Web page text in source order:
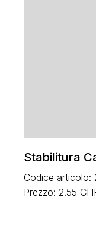
Stabilitura
Codice articolo:
Prezzo: 2.55